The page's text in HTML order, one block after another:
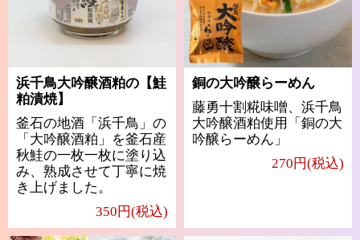
浜千鳥大吟醸酒粕の【鮭
粕漬焼】
釜石の地酒「浜千鳥」の
「大吟醸酒粕」を釜石産
秋鮭の一枚一枚に塗り込
み、熟成させて丁寧に焼
き上げました。
350円(税込)
銅の大吟醸らーめん
藤勇十割糀味噌、浜千鳥
大吟醸酒粕使用「銅の大
吟醸らーめん」
270円(税込)